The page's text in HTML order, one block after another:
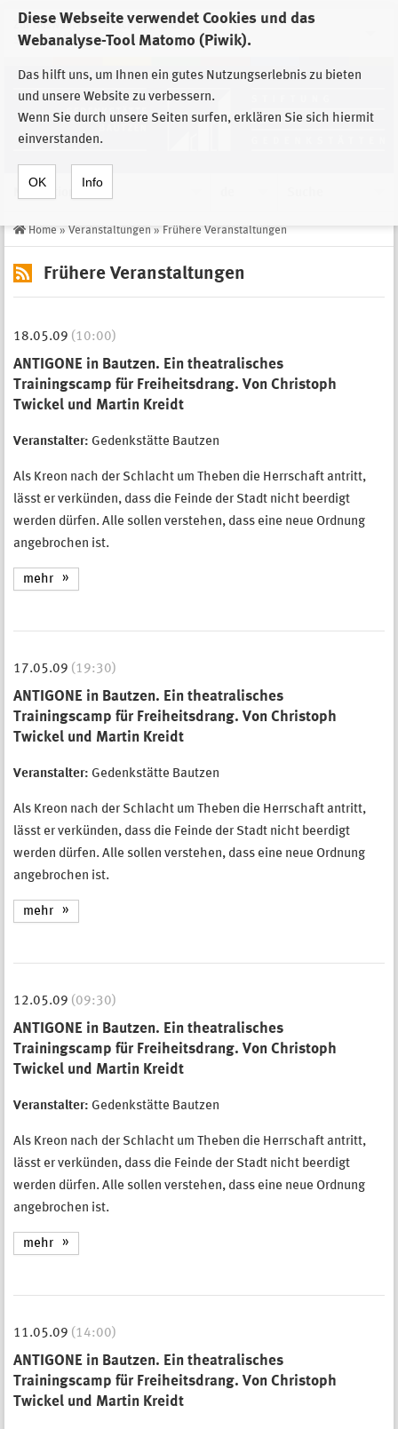
Diese Webseite verwendet Cookies und das
Webanalyse-Tool Matomo (Piwik).
Das hilft uns, um Ihnen ein gutes Nutzungserlebnis zu bieten
und unsere Website zu verbessern.
Wenn Sie durch unsere Seiten surfen, erklären Sie sich hiermit
einverstanden.
OK Info
Zur Auswahl der Einrichtungen der
Stiftung Sächsische Gedenkstätten
Home » Veranstaltungen » Frühere Veranstaltungen
Frühere Veranstaltungen
18.05.09 (10:00)
ANTIGONE in Bautzen. Ein theatralisches
Trainingscamp für Freiheitsdrang. Von Christoph
Twickel und Martin Kreidt
Veranstalter: Gedenkstätte Bautzen
Als Kreon nach der Schlacht um Theben die Herrschaft antritt,
lässt er verkünden, dass die Feinde der Stadt nicht beerdigt
werden dürfen. Alle sollen verstehen, dass eine neue Ordnung
angebrochen ist.
mehr
17.05.09 (19:30)
ANTIGONE in Bautzen. Ein theatralisches
Trainingscamp für Freiheitsdrang. Von Christoph
Twickel und Martin Kreidt
Veranstalter: Gedenkstätte Bautzen
Als Kreon nach der Schlacht um Theben die Herrschaft antritt,
lässt er verkünden, dass die Feinde der Stadt nicht beerdigt
werden dürfen. Alle sollen verstehen, dass eine neue Ordnung
angebrochen ist.
mehr
12.05.09 (09:30)
ANTIGONE in Bautzen. Ein theatralisches
Trainingscamp für Freiheitsdrang. Von Christoph
Twickel und Martin Kreidt
Veranstalter: Gedenkstätte Bautzen
Als Kreon nach der Schlacht um Theben die Herrschaft antritt,
lässt er verkünden, dass die Feinde der Stadt nicht beerdigt
werden dürfen. Alle sollen verstehen, dass eine neue Ordnung
angebrochen ist.
mehr
11.05.09 (14:00)
ANTIGONE in Bautzen. Ein theatralisches
Trainingscamp für Freiheitsdrang. Von Christoph
Twickel und Martin Kreidt